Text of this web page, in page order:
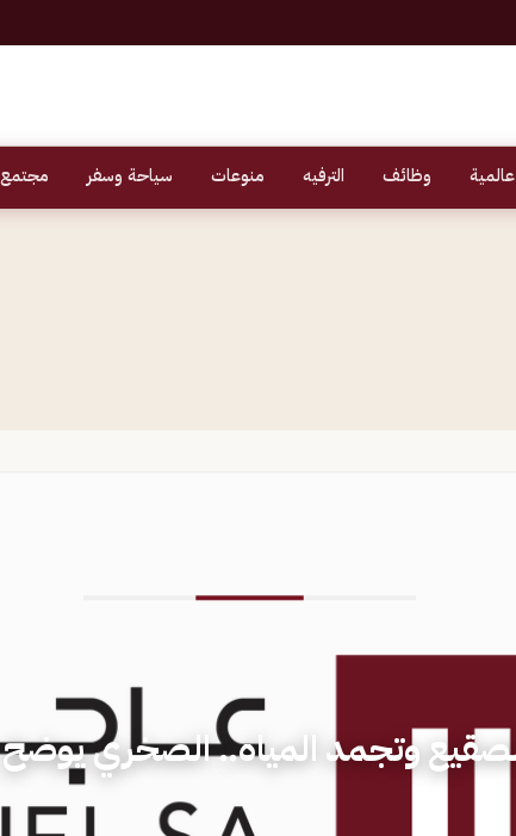
وظائف الترفيه منوعات سياحة وسفر مجتمع
الصقيع وتجمد المياه.. الصخري يوضح